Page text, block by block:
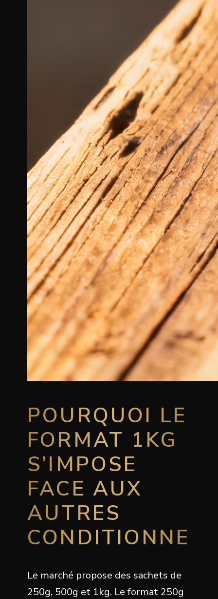
POURQUOI LE
FORMAT 1KG
S’IMPOSE
FACE AUX
AUTRES
Le marché propose des sachets de
250g, 500g et 1kg. Le format 250g